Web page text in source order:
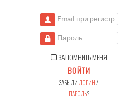
Email при регистрации
Пароль
ЗАПОМНИТЬ МЕНЯ
ВОЙТИ
ЗАБЫЛИ ЛОГИН/
ПАРОЛЬ?